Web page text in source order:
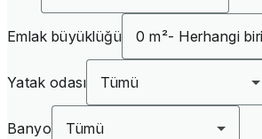
Emlak büyüklüğü 0 m²- Herhangi biri
Yatak odası Tümü
Banyo Tümü